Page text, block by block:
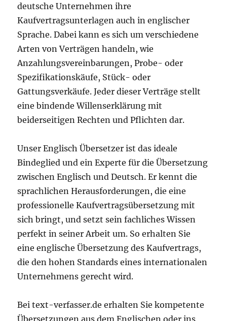
deutsche Unternehmen ihre
Kaufvertragsunterlagen auch in englischer
Sprache. Dabei kann es sich um verschiedene
Arten von Verträgen handeln, wie
Anzahlungsvereinbarungen, Probe- oder
Spezifikationskäufe, Stück- oder
Gattungsverkäufe. Jeder dieser Verträge stellt
eine bindende Willenserklärung mit
beiderseitigen Rechten und Pflichten dar.
Unser Englisch Übersetzer ist das ideale
Bindeglied und ein Experte für die Übersetzung
zwischen Englisch und Deutsch. Er kennt die
sprachlichen Herausforderungen, die eine
professionelle Kaufvertragsübersetzung mit
sich bringt, und setzt sein fachliches Wissen
perfekt in seiner Arbeit um. So erhalten Sie
eine englische Übersetzung des Kaufvertrags,
die den hohen Standards eines internationalen
Unternehmens gerecht wird.
Bei text-verfasser.de erhalten Sie kompetente
Übersetzungen aus dem Englischen oder ins